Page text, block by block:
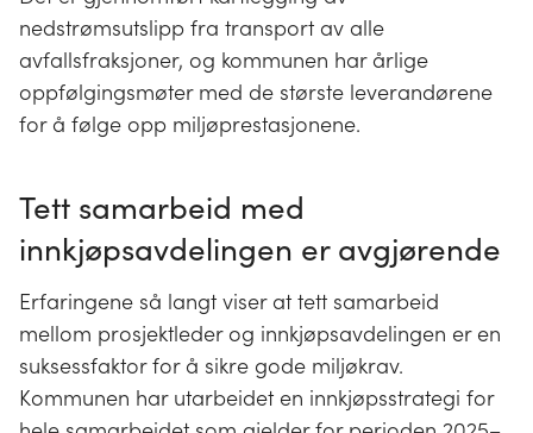
nedstrømsutslipp fra transport av alle
avfallsfraksjoner, og kommunen har årlige
oppfølgingsmøter med de største leverandørene
for å følge opp miljøprestasjonene.
Tett samarbeid med
innkjøpsavdelingen er avgjørende
Erfaringene så langt viser at tett samarbeid
mellom prosjektleder og innkjøpsavdelingen er en
suksessfaktor for å sikre gode miljøkrav.
Kommunen har utarbeidet en innkjøpsstrategi for